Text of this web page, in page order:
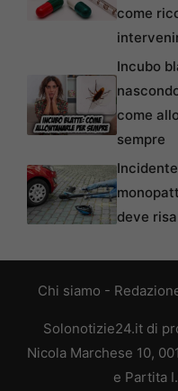
come
Incubo
come
sempre
deve
Chi siamo -
Solonotizie24.it di
Nicola Marchese 10,
e Partita